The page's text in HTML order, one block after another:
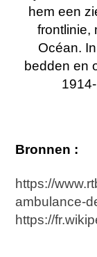
hem een
frontlinie,
Océan.
bedden en
Bronnen :
https://
ambulance-
https://